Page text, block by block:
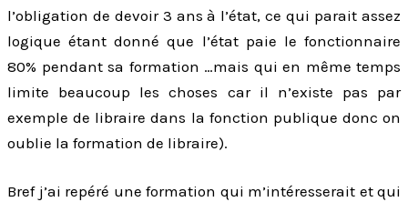
l’obligation de devoir 3 ans à l’état, ce qui parait assez
logique étant donné que l’état paie le fonctionnaire
80% pendant sa formation …mais qui en même temps
limite beaucoup les choses car il n’existe pas par
exemple de libraire dans la fonction publique donc on
oublie la formation de libraire).
Bref j’ai repéré une formation qui m’intéresserait et qui